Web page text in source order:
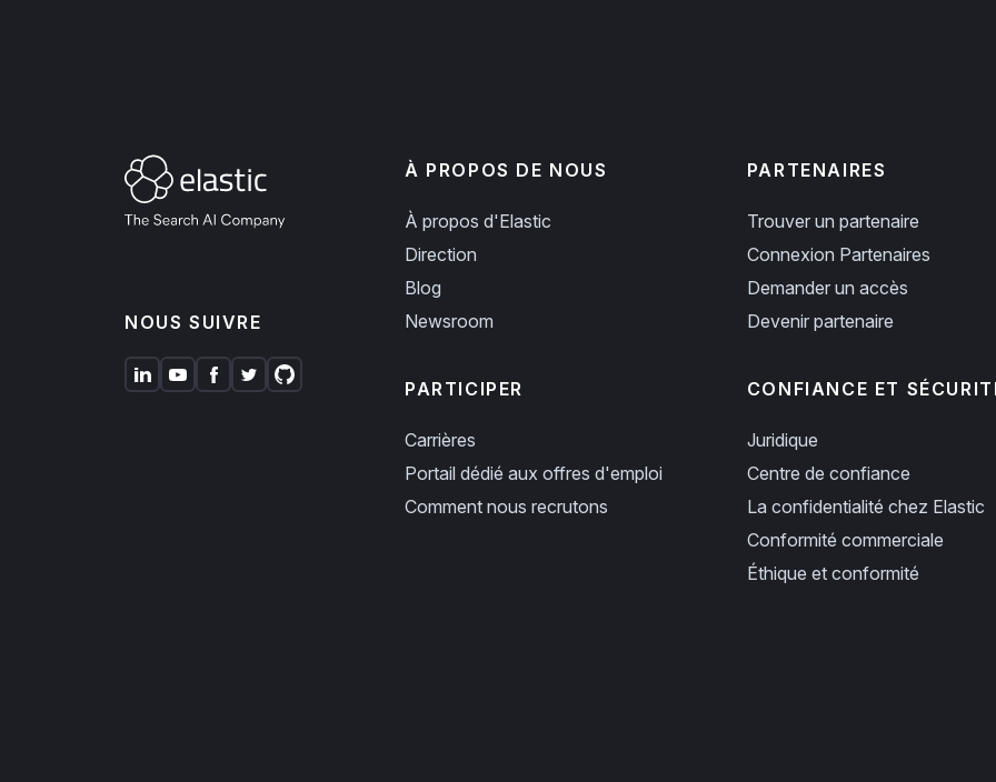
NOUS SUIVRE
À PROPOS DE NOUS
À propos d'Elastic
Direction
Blog
Newsroom
PARTICIPER
Carrières
Portail dédié aux offres d'emploi
Comment nous recrutons
PARTENAIRES
Trouver un partenaire
Connexion Partenaires
Demander un accès
Devenir partenaire
CONFIANCE ET
Juridique
Centre de confiance
La confidentialité chez Elastic
Conformité commerciale
Éthique et conformité